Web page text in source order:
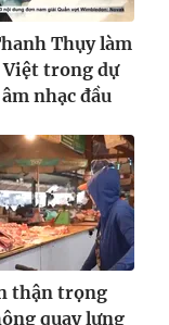
có sự chấp
phát hành lại
Thụy làm
trong dự
nhạc đầu
thận trọng
quay lưng